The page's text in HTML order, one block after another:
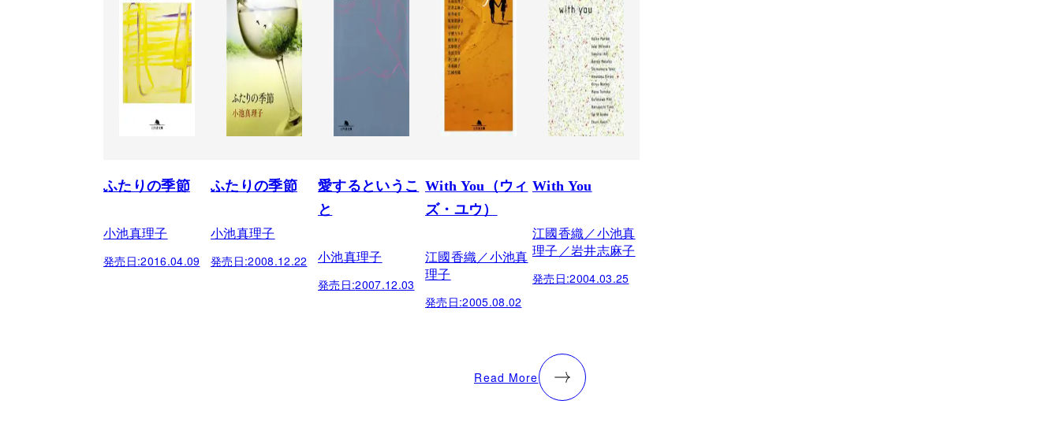
ふたりの季節
小池真理子
発売日:2016.04.09
ふたりの季節
小池真理子
発売日:2008.12.22
愛するというこ
と
小池真理子
発売日:2007.12.03
With You（ウィ
ズ・ユウ）
江國香織／小池真
理子
発売日:2005.08.02
With You
江國香織／小池真
理子／岩井志麻子
発売日:2004.03.25
Read More